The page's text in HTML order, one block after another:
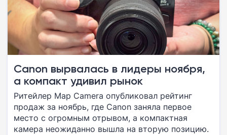
Canon вырвалась в лидеры ноября,
а компакт удивил рынок
Ритейлер Map Camera опубликовал рейтинг
продаж за ноябрь, где Canon заняла первое
место с огромным отрывом, а компактная
камера неожиданно вышла на вторую позицию.